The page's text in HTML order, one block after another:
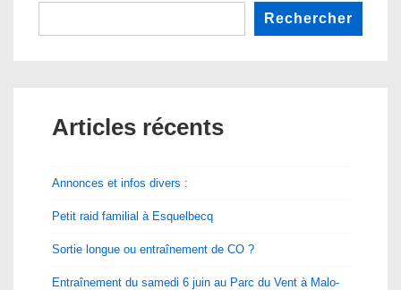
Rechercher
Articles récents
Annonces et infos divers :
Petit raid familial à Esquelbecq
Sortie longue ou entraînement de CO ?
Entraînement du samedi 6 juin au Parc du Vent à Malo-